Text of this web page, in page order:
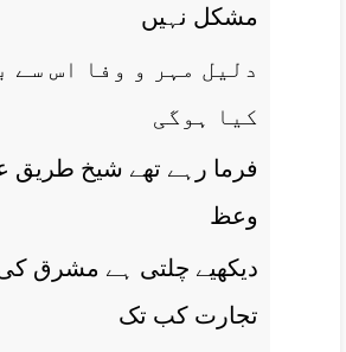
مشکل نہيں
دليل مہر و وفا اس سے
کيا ہوگی
فرما رہے تھے شيخ طريق
وعظ
ديکھیے چلتی ہے مشرق
تجارت کب تک